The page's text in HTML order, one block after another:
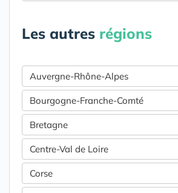
Les autres régions
Auvergne-Rhône-Alpes
Bourgogne-Franche-Comté
Bretagne
Centre-Val de Loire
Corse